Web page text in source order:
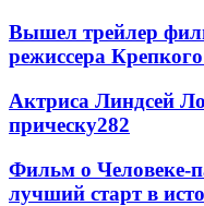
Вышел трейлер
режиссера
Актриса Линдсей
прическу282
Фильм о Человеке-
лучший старт в